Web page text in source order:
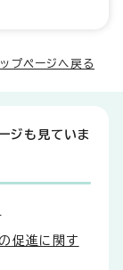
ップページへ戻る
ジも見ていま
促進に関す